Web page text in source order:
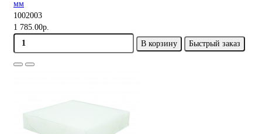
мм
1002003
1 785.00р.
В корзину
Быстрый заказ